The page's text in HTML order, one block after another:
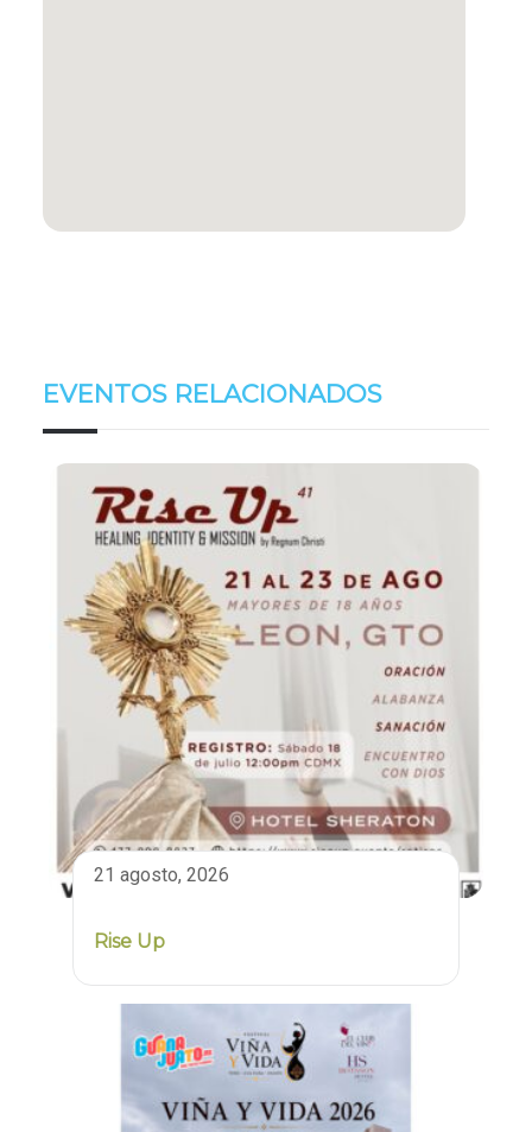
EVENTOS RELACIONADOS
21 agosto, 2026
Rise Up